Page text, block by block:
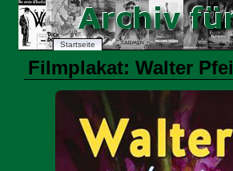
Startseite
Filmplakat: Walter